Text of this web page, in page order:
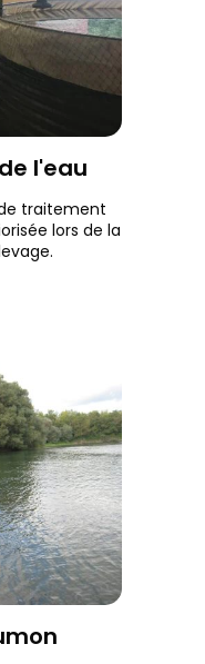
l'eau
traitement
lors de la